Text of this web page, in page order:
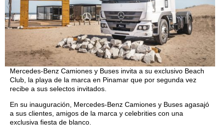
Mercedes-Benz Camiones y Buses invita a su exclusivo Beach
Club, la playa de la marca en Pinamar que por segunda vez
recibe a sus selectos invitados.
En su inauguración, Mercedes-Benz Camiones y Buses agasajó
a sus clientes, amigos de la marca y celebrities con una
exclusiva fiesta de blanco.